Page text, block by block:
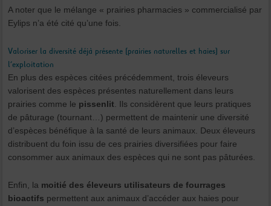
A noter que le mélange « prairies pharmacies » commercialisé par
Eylips n’a été cité qu’une fois.
Valoriser la diversité déjà présente (prairies naturelles et haies) sur
l’exploitation
En plus des espèces citées précédemment, trois éleveurs
valorisent des espèces présentes naturellement dans leurs
prairies comme le pissenlit . Ils considèrent que leurs pratiques
de pâturage (tournant…) permettent de maintenir une diversité
d’espèces bénéfique à la santé de leurs animaux. Deux éleveurs
distribuent du foin issu de ces prairies diversifiées pour faire
consommer aux animaux des espèces qui ne sont pas pâturées.
Enfin, la moitié des éleveurs utilisateurs de fourrages
bioactifs permettent aux animaux d’accéder aux haies pour